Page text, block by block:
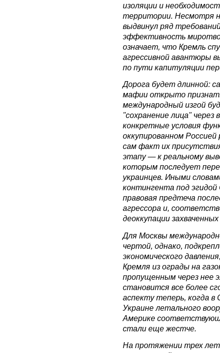
изоляции и
территории. Несмотря
выдвинул ряд
эффективность
означает, что Кремль
агрессивной авантюры
по пути капитуляции
Дорога будет длинной:
мафии открыто
международный изгой
"сохранение лица"
конкретные условия
оккупированном
сам факт их
этапу — к реальному
которым последует
украинцев. Иными
контингента под
правовая предтеча
агрессора и,
деоккупации
Для Москвы
чертой, однако,
экономического
Кремля из ограды на
пропущенным через нее
становится все более
аспекту теперь, когда в
Украине летального
Америке
стали еще жестче.
На протяжении трех лет